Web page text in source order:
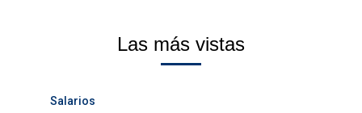
Las más vistas
Salarios